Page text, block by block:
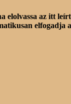
elolvassa az itt
elfogadja